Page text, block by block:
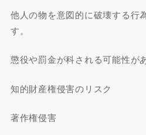
他人の物を意図的に破壊する行
す。
懲役や罰金が科される可能性が
知的財産権侵害のリスク
著作権侵害